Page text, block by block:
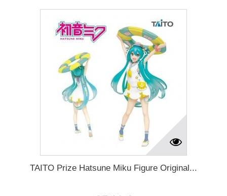
TAITO Prize Hatsune Miku Figure Original...